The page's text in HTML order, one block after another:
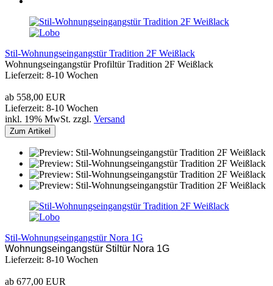
Stil-Wohnungseingangstür Tradition 2F Weißlack
Wohnungseingangstür Profiltür Tradition 2F Weißlack
Lieferzeit: 8-10 Wochen
ab 558,00 EUR
Lieferzeit: 8-10 Wochen
inkl. 19% MwSt. zzgl. Versand
Zum Artikel
Stil-Wohnungseingangstür Nora 1G
Wohnungseingangstür Stiltür Nora 1G
Lieferzeit: 8-10 Wochen
ab 677,00 EUR